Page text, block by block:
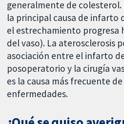
generalmente de colesterol.
la principal causa de infarto
el estrechamiento progresa
del vaso). La aterosclerosis
asociación entre el infarto
posoperatorio y la cirugía
es la causa más frecuente
enfermedades.